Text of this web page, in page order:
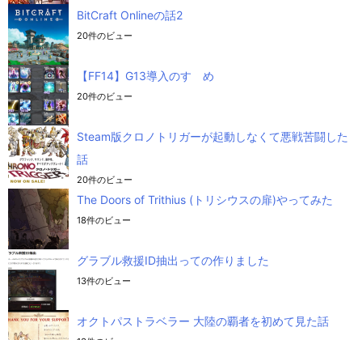
BitCraft Onlineの話2
20件のビュー
【FF14】G13導入のすゝめ
20件のビュー
Steam版クロノトリガーが起動しなくて悪戦苦闘した
話
20件のビュー
The Doors of Trithius (トリシウスの扉)やってみた
18件のビュー
グラブル救援ID抽出っての作りました
13件のビュー
オクトパストラベラー 大陸の覇者を初めて見た話